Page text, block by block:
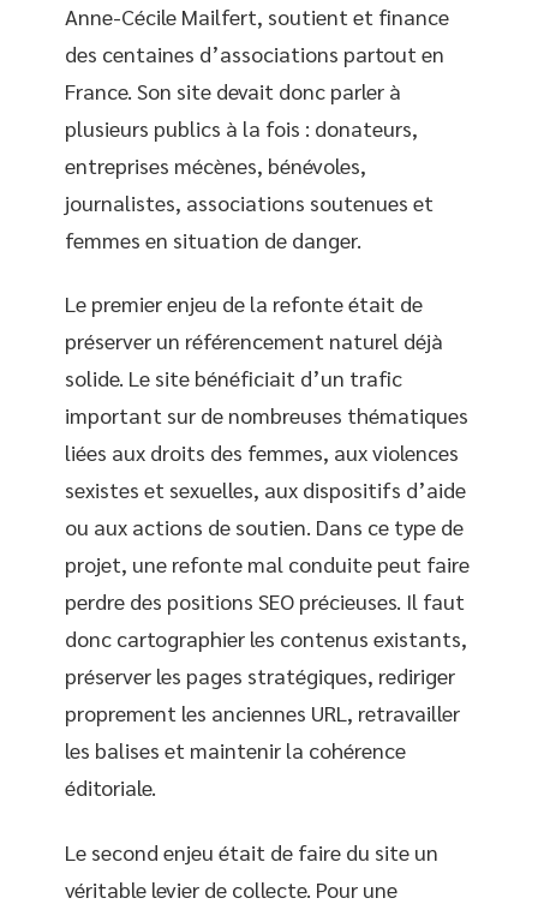
Anne-Cécile Mailfert, soutient et finance
des centaines d’associations partout en
France. Son site devait donc parler à
plusieurs publics à la fois : donateurs,
entreprises mécènes, bénévoles,
journalistes, associations soutenues et
femmes en situation de danger.
Le premier enjeu de la refonte était de
préserver un référencement naturel déjà
solide. Le site bénéficiait d’un trafic
important sur de nombreuses thématiques
liées aux droits des femmes, aux violences
sexistes et sexuelles, aux dispositifs d’aide
ou aux actions de soutien. Dans ce type de
projet, une refonte mal conduite peut faire
perdre des positions SEO précieuses. Il faut
donc cartographier les contenus existants,
préserver les pages stratégiques, rediriger
proprement les anciennes URL, retravailler
les balises et maintenir la cohérence
éditoriale.
Le second enjeu était de faire du site un
véritable levier de collecte. Pour une